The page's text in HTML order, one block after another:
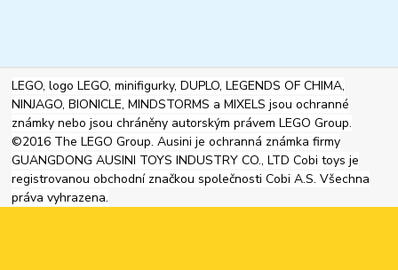
LEGO, logo LEGO, minifigurky, DUPLO, LEGENDS OF CHIMA,
NINJAGO, BIONICLE, MINDSTORMS a MIXELS jsou ochranné
známky nebo jsou chráněny autorským právem LEGO Group.
©2016 The LEGO Group. Ausini je ochranná známka firmy
GUANGDONG AUSINI TOYS INDUSTRY CO., LTD Cobi toys je
registrovanou obchodní značkou společnosti Cobi A.S. Všechna
práva vyhrazena.